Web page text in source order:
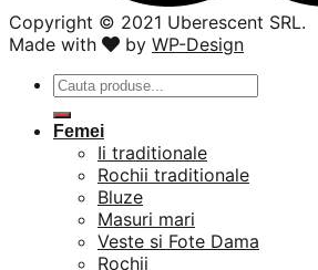
Copyright ©️ 2021 Uberescent SRL.
Made with
by WP-Design
Caută
Femei
Ii traditionale
Rochii traditionale
Bluze
Masuri mari
Veste si Fote Dama
Rochii